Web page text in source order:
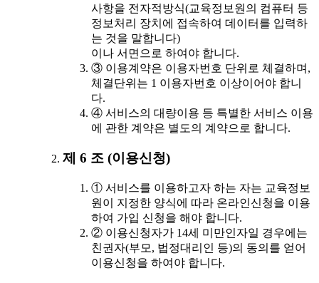
사항을 전자적방식(교육정보원의 컴퓨터 등
정보처리 장치에 접속하여 데이터를 입력하
는 것을 말합니다)
이나 서면으로 하여야 합니다.
③ 이용계약은 이용자번호 단위로 체결하며,
체결단위는 1 이용자번호 이상이어야 합니
다.
④ 서비스의 대량이용 등 특별한 서비스 이용
에 관한 계약은 별도의 계약으로 합니다.
제 6 조 (이용신청)
① 서비스를 이용하고자 하는 자는 교육정보
원이 지정한 양식에 따라 온라인신청을 이용
하여 가입 신청을 해야 합니다.
② 이용신청자가 14세 미만인자일 경우에는
친권자(부모, 법정대리인 등)의 동의를 얻어
이용신청을 하여야 합니다.